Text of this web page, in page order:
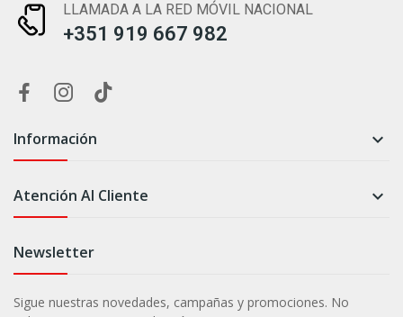
LLAMADA A LA RED MÓVIL NACIONAL
+351 919 667 982
Información 
Atención Al Cliente 
Newsletter
Sigue nuestras novedades, campañas y promociones. No